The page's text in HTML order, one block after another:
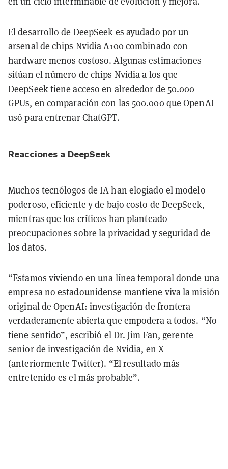
El desarrollo de DeepSeek es ayudado por un
arsenal de chips Nvidia A100 combinado con
hardware menos costoso. Algunas estimaciones
sitúan el número de chips Nvidia a los que
DeepSeek tiene acceso en alrededor de 50.000
GPUs, en comparación con las 500.000que OpenAI
usó para entrenar ChatGPT.
Reacciones a DeepSeek
Muchos tecnólogos de IA han elogiado el modelo
poderoso, eficiente y de bajo costo de DeepSeek,
mientras que los críticos han planteado
preocupaciones sobre la privacidad y seguridad de
los datos.
“Estamos viviendo en una línea temporal donde una
empresa no estadounidense mantiene viva la misión
original de OpenAI: investigación de frontera
verdaderamente abierta que empodera a todos. “No
tiene sentido”, escribió el Dr. Jim Fan, gerente
senior de investigación de Nvidia, en X
(anteriormente Twitter). “El resultado más
entretenido es el más probable”.